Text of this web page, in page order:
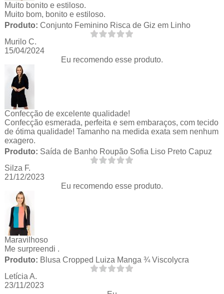
Muito bonito e estiloso.
Muito bom, bonito e estiloso.
Produto: Conjunto Feminino Risca de Giz em Linho
Murilo C.
15/04/2024
Eu recomendo esse produto.
Confecção de excelente qualidade!
Confecção esmerada, perfeita e sem embaraços, com tecido
de ótima qualidade! Tamanho na medida exata sem nenhum
exagero.
Produto: Saída de Banho Roupão Sofia Liso Preto Capuz
Silza F.
21/12/2023
Eu recomendo esse produto.
Maravilhoso
Me surpreendi .
Produto: Blusa Cropped Luiza Manga ¾ Viscolycra
Letícia A.
23/11/2023